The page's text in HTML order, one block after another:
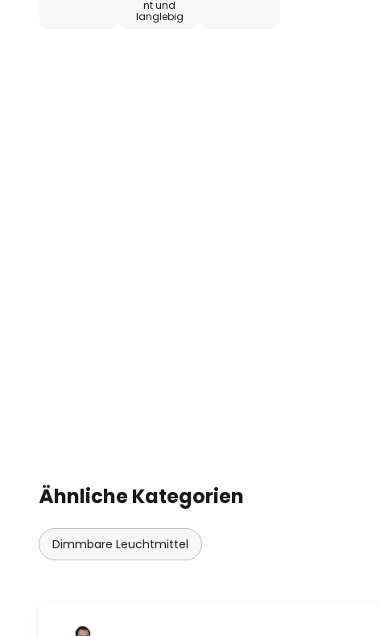
nt und
langlebig
Ähnliche Kategorien
Dimmbare Leuchtmittel